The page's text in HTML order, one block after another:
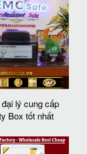
lý cung cấp
Box tốt nhất